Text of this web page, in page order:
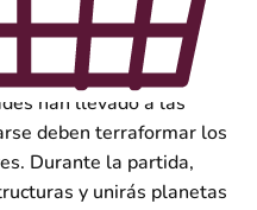
a una de las
Cada facción tiene
tipos diferentes de
han llevado a las
deben terraformar los
Durante la partida,
y unirás planetas